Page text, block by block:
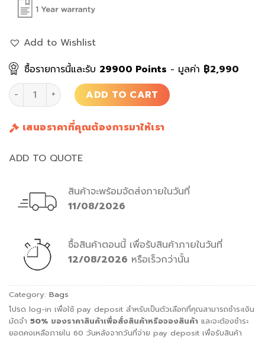
Add to Wishlist
ซื้อรายการนี้และรับ 29900 Points - มูลค่า ฿2,990
กระเป๋า Horizontal Shopper Raffia quantity
ADD TO CART
เสนอราคาที่คุณต้องการมาให้เรา
ADD TO QUOTE
สินค้าจะพร้อมจัดส่งภายในวันที่
11/08/2026
ซื้อสินค้าตอนนี้ เพื่อรับสินค้าภายในวันที่
12/08/2026 หรือเร็วกว่านั้น
Category: Bags
โปรด log-in เพื่อใช้ pay deposit สำหรับเป็นตัวเลือกที่คุณสามารถชำระเงิน
มัดจำ 50% ของราคาสินค้าเพื่อสั่งสินค้าหรือจองสินค้า และจะต้องชำระ
ยอดคงเหลือภายใน 60 วันหลังจากวันที่จ่าย pay deposit เพื่อรับสินค้า